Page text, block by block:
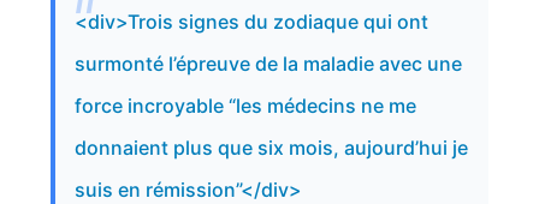
<div>Trois signes du zodiaque qui ont
surmonté l’épreuve de la maladie avec une
force incroyable “les médecins ne me
donnaient plus que six mois, aujourd’hui je
suis en rémission”</div>